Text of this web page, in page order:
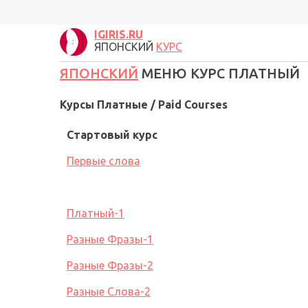
IGIRIS.RU
ЯПОНСКИЙ КУРС
ЯПОНСКИЙ МЕНЮ КУРС ПЛАТНЫЙ
Курсы Платные / Paid Courses
Стартовый курс
Первые слова
Платный-1
Разные Фразы-1
Разные Фразы-2
Разные Слова-2